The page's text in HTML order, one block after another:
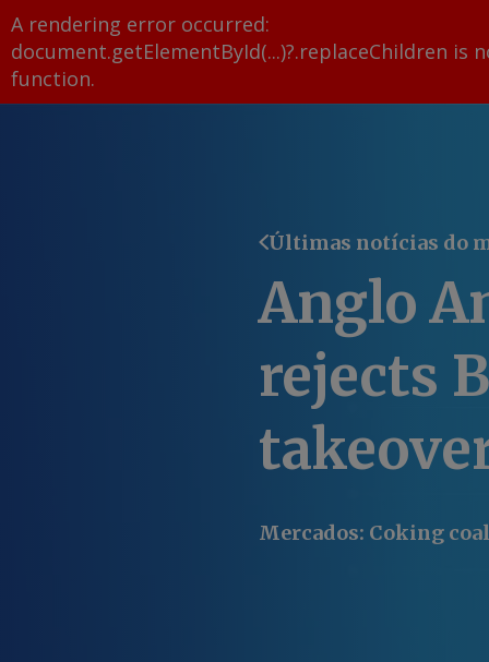
A rendering error occurred:
document.getElementById(...)?.replaceChildren is
function.
Últimas notícias do
Anglo
rejects
Mercados: Coking